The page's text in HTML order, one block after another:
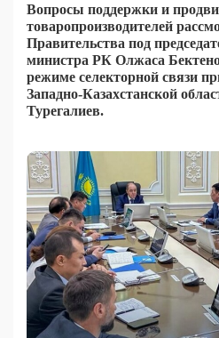
Вопросы поддержки и
товаропроизводителей
Правительства под
министра РК Олжаса
режиме селекторной связи
Западно-Казахстанской
Турегалиев.